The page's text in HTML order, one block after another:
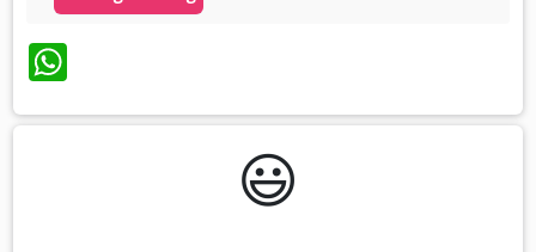
WhatsApp
😃️